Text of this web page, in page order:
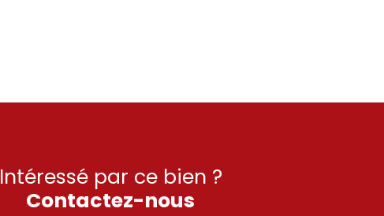
Intéressé par ce bien ?
Contactez-nous